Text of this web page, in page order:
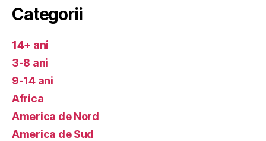
Categorii
14+ ani
3-8 ani
9-14 ani
Africa
America de Nord
America de Sud